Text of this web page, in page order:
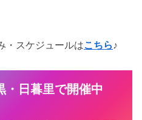
・スケジュールはこちら♪
・日暮里で開催中